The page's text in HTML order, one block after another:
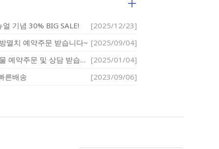
기념 30% BIG SALE!
[2025/12/23]
멸치 예약주문 받습니다~ [2025/09/04]
25년 설날 선물 예약주문 및 상담 받습니다. [2025/01/04]
른배송
[2023/09/06]